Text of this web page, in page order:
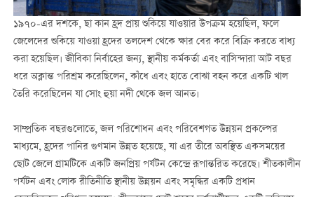
১৯৭০-এর দশকে, ছা কান হ্রদ প্রায় শুকিয়ে যাওয়ার উপক্রম হয়েছিল, ফলে
জেলেদের শুকিয়ে যাওয়া হ্রদের তলদেশ থেকে ক্ষার বের করে বিক্রি করতে বাধ্য
করা হয়েছিল। জীবিকা নির্বাহের জন্য, স্থানীয় কর্মকর্তা এবং বাসিন্দারা আট বছর
ধরে অক্লান্ত পরিশ্রম করেছিলেন, কাঁধে এবং হাতে বোঝা বহন করে একটি খাল
তৈরি করেছিলেন যা সোং হুয়া নদী থেকে জল আনত।
সাম্প্রতিক বছরগুলোতে, জল পরিশোধন এবং পরিবেশগত উন্নয়ন প্রকল্পের
মাধ্যমে, হ্রদের পানির গুণমান উন্নত হয়েছে, যা এর তীরে অবস্থিত একসময়ের
ছোট জেলে গ্রামটিকে একটি জনপ্রিয় পর্যটন কেন্দ্রে রূপান্তরিত করেছে। শীতকালীন
পর্যটন এবং লোক রীতিনীতি স্থানীয় উন্নয়ন এবং সমৃদ্ধির একটি প্রধান